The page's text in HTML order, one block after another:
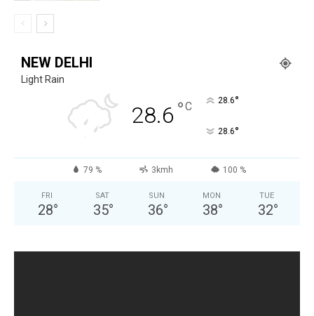
NEW DELHI
Light Rain
28.6 °C 28.6°
28.6°
79 % 3kmh 100 %
FRI
28°
SAT
35°
SUN
36°
MON
38°
TUE
32°